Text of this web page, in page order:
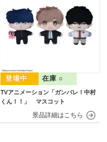
TVアニメーション「ガンバレ！中村
くん！！」 マスコット
在庫 ○